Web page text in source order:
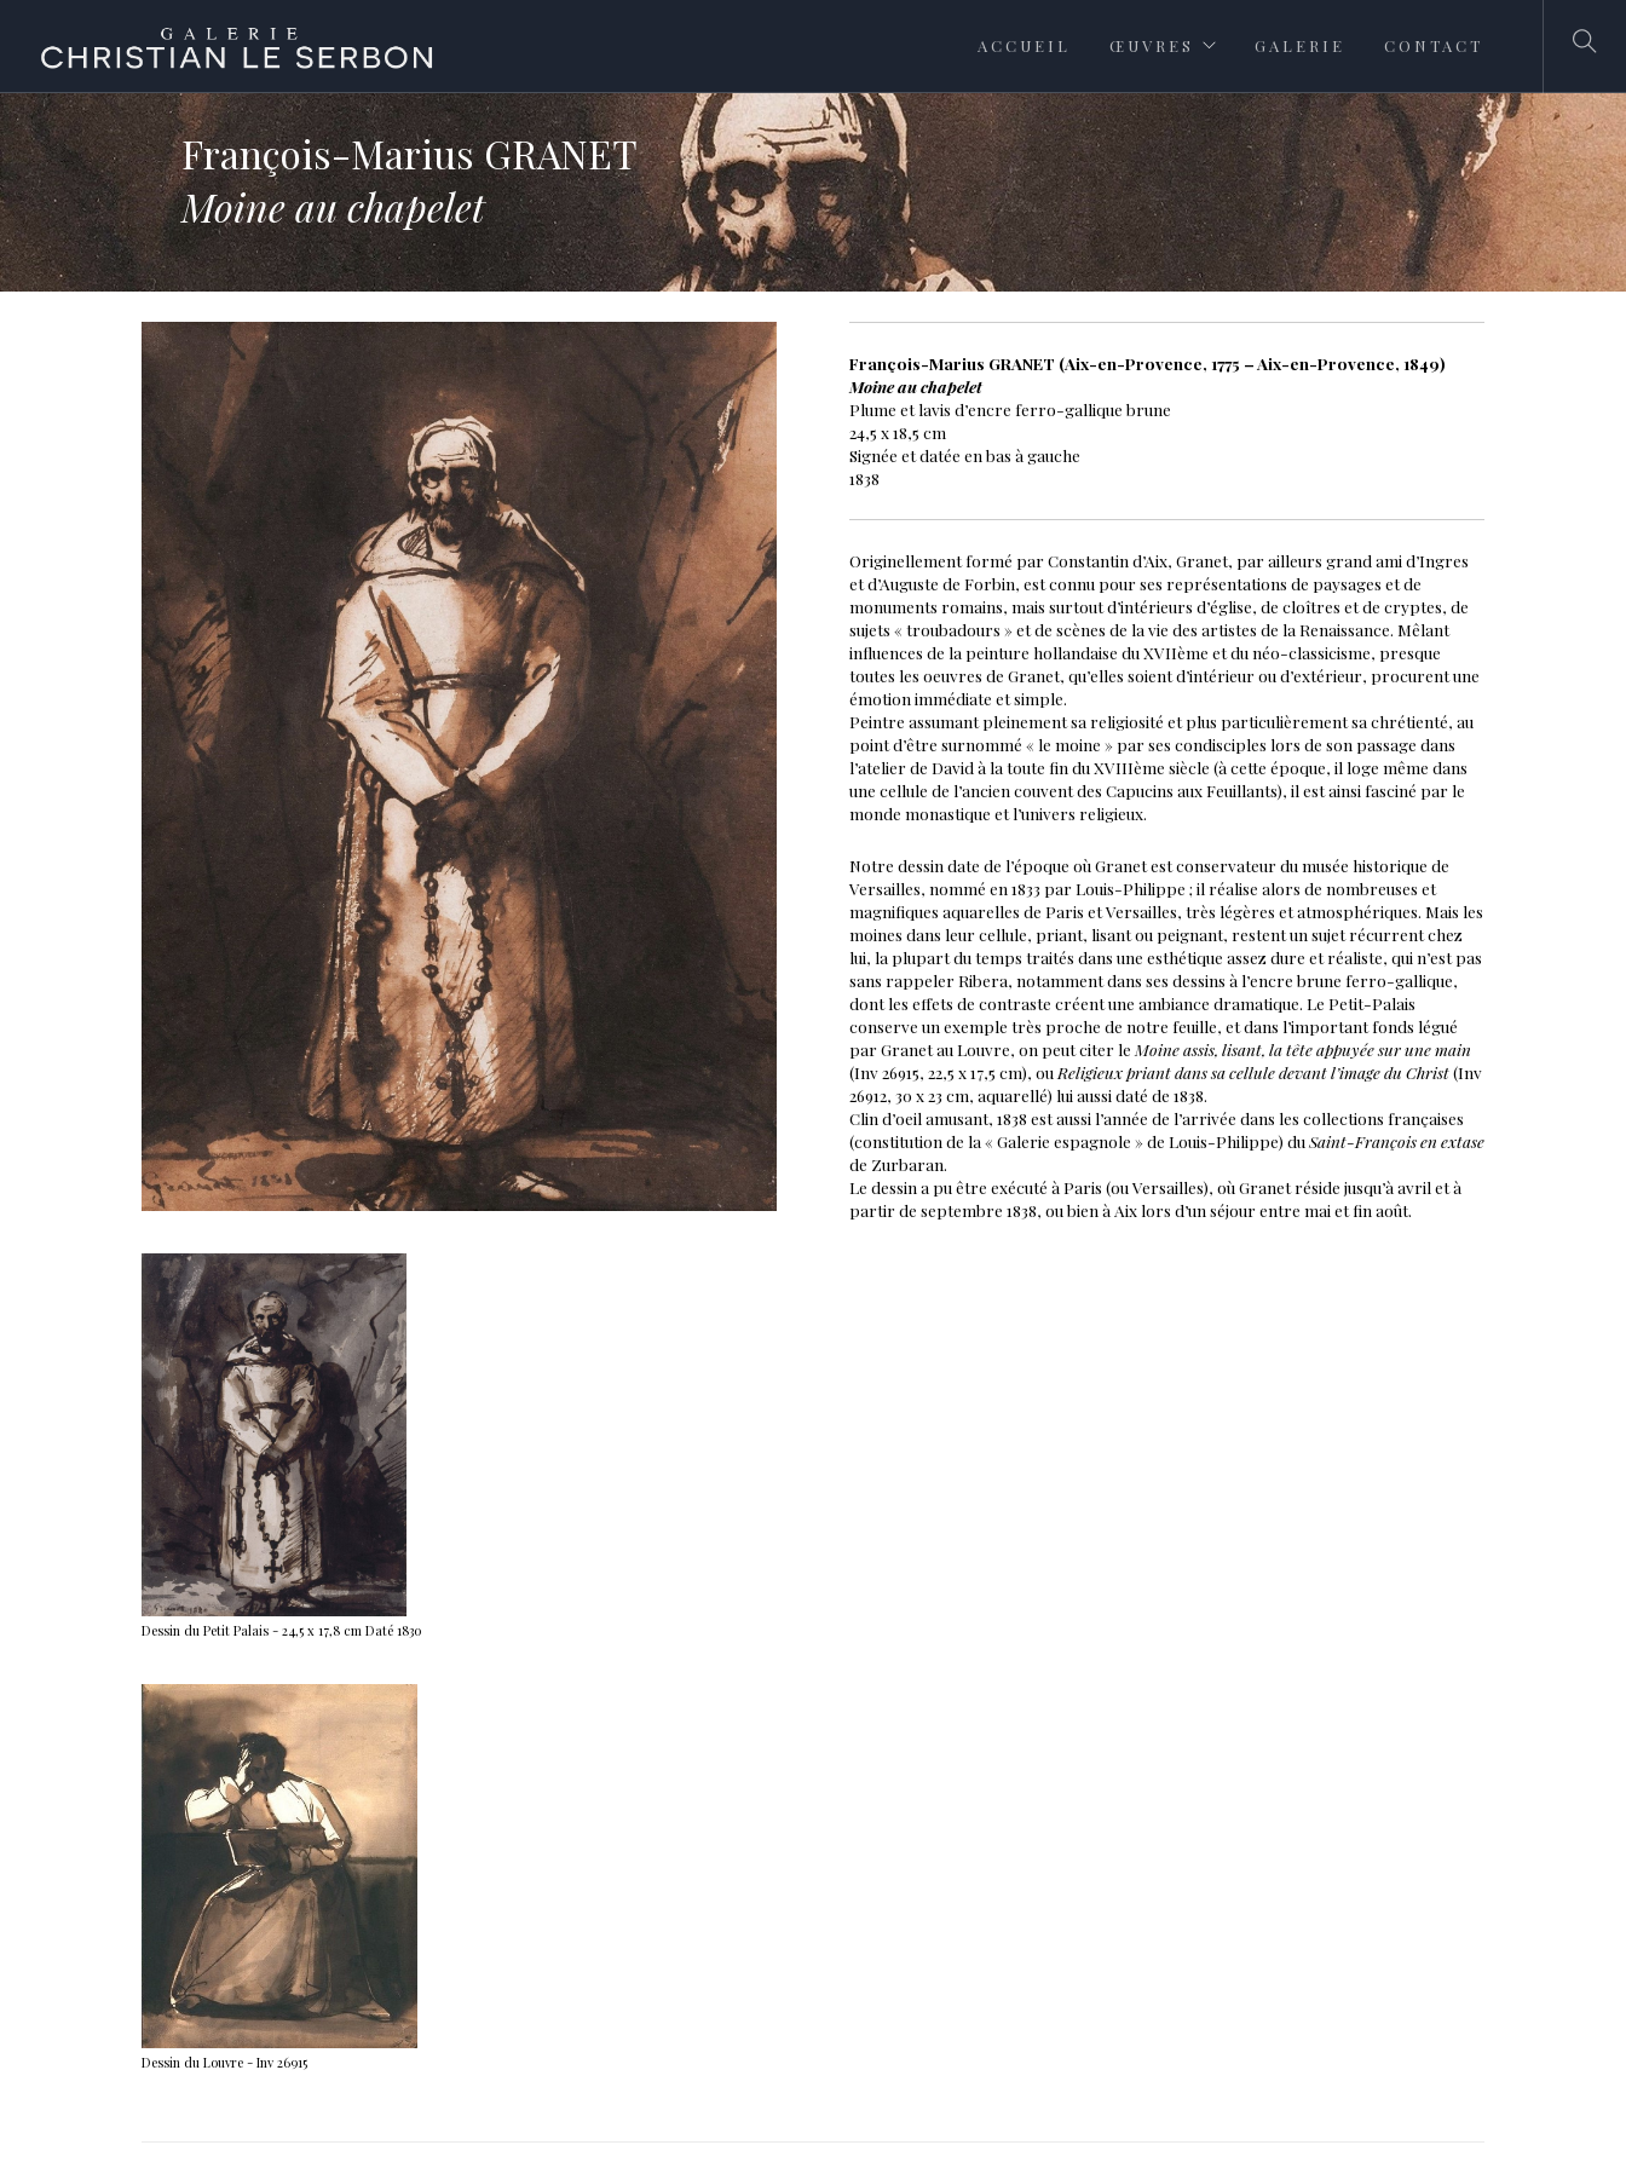
ACCUEIL ŒUVRES GALERIE CONTACT
François-Marius GRANET
Moine au chapelet
Dessin du Petit Palais - 24,5 x 17,8 cm Daté 1830
Dessin du Louvre - Inv 26915
François-Marius GRANET (Aix-en-Provence, 1775 – Aix-en-Provence, 1849)
Moine au chapelet
Plume et lavis d’encre ferro-gallique brune
24,5 x 18,5 cm
Signée et datée en bas à gauche
1838
Originellement formé par Constantin d’Aix, Granet, par ailleurs grand ami d’Ingres
et d’Auguste de Forbin, est connu pour ses représentations de paysages et de
monuments romains, mais surtout d’intérieurs d’église, de cloîtres et de cryptes, de
sujets « troubadours » et de scènes de la vie des artistes de la Renaissance. Mêlant
influences de la peinture hollandaise du XVIIème et du néo-classicisme, presque
toutes les oeuvres de Granet, qu’elles soient d’intérieur ou d’extérieur, procurent une
émotion immédiate et simple.
Peintre assumant pleinement sa religiosité et plus particulièrement sa chrétienté, au
point d’être surnommé « le moine » par ses condisciples lors de son passage dans
l’atelier de David à la toute fin du XVIIIème siècle (à cette époque, il loge même dans
une cellule de l’ancien couvent des Capucins aux Feuillants), il est ainsi fasciné par le
monde monastique et l’univers religieux.
Notre dessin date de l’époque où Granet est conservateur du musée historique de
Versailles, nommé en 1833 par Louis-Philippe ; il réalise alors de nombreuses et
magnifiques aquarelles de Paris et Versailles, très légères et atmosphériques. Mais les
moines dans leur cellule, priant, lisant ou peignant, restent un sujet récurrent chez
lui, la plupart du temps traités dans une esthétique assez dure et réaliste, qui n’est pas
sans rappeler Ribera, notamment dans ses dessins à l’encre brune ferro-gallique,
dont les effets de contraste créent une ambiance dramatique. Le Petit-Palais
conserve un exemple très proche de notre feuille, et dans l’important fonds légué
par Granet au Louvre, on peut citer le Moine assis, lisant, la tête appuyée sur une main
(Inv 26915, 22,5 x 17,5 cm), ou Religieux priant dans sa cellule devant l’image du Christ(Inv
26912, 30 x 23 cm, aquarellé) lui aussi daté de 1838.
Clin d’oeil amusant, 1838 est aussi l’année de l’arrivée dans les collections françaises
(constitution de la « Galerie espagnole » de Louis-Philippe) du Saint-François en extase
de Zurbaran.
Le dessin a pu être exécuté à Paris (ou Versailles), où Granet réside jusqu’à avril et à
partir de septembre 1838, ou bien à Aix lors d’un séjour entre mai et fin août.